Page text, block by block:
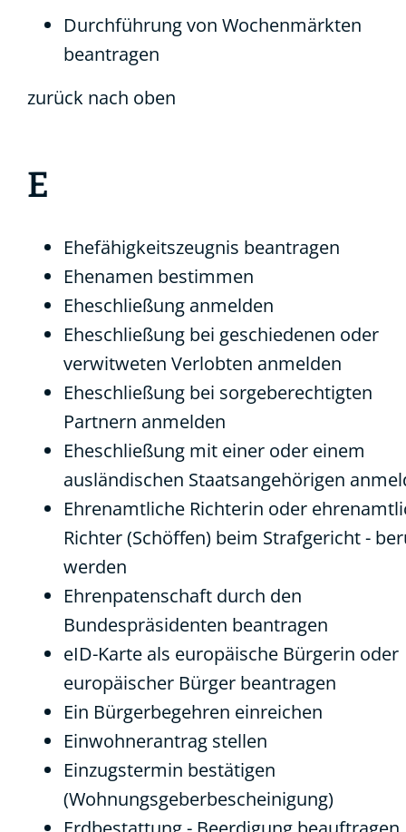
Durchführung von Wochenmärkten
beantragen
zurück nach oben
E
Ehefähigkeitszeugnis beantragen
Ehenamen bestimmen
Eheschließung anmelden
Eheschließung bei geschiedenen oder
verwitweten Verlobten anmelden
Eheschließung bei sorgeberechtigten
Partnern anmelden
Eheschließung mit einer oder einem
ausländischen Staatsangehörigen
Ehrenamtliche Richterin oder
Richter (Schöffen) beim Strafgericht -
werden
Ehrenpatenschaft durch den
Bundespräsidenten beantragen
eID-Karte als europäische Bürgerin oder
europäischer Bürger beantragen
Ein Bürgerbegehren einreichen
Einwohnerantrag stellen
Einzugstermin bestätigen
(Wohnungsgeberbescheinigung)